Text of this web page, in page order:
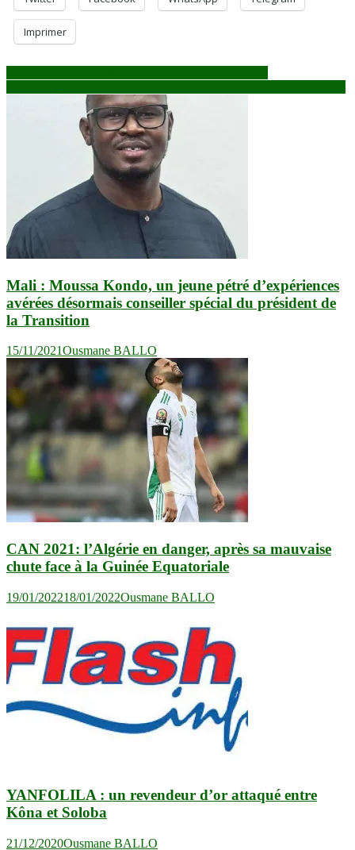
Imprimer
Navigation
de
Mali : Moussa Kondo, un jeune pétré d’expériences
avérées désormais conseiller spécial du président de
la Transition
15/11/2021Ousmane BALLO
CAN 2021: l’Algérie en danger, après sa mauvaise
chute face à la Guinée Equatoriale
19/01/202218/01/2022Ousmane BALLO
YANFOLILA : un revendeur d’or attaqué entre
Kôna et Soloba
21/12/2020Ousmane BALLO